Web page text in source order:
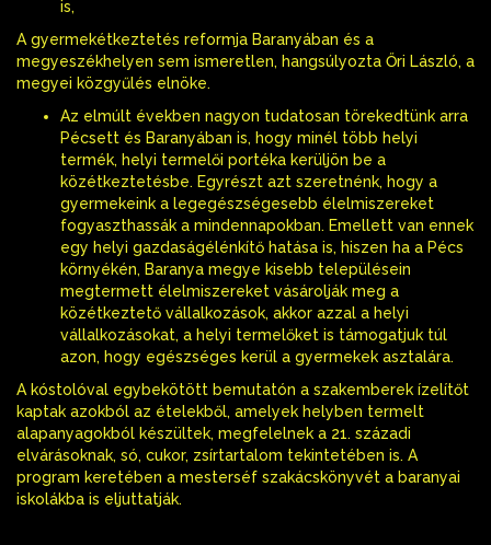
is,
A gyermekétkeztetés reformja Baranyában és a
megyeszékhelyen sem ismeretlen, hangsúlyozta Őri László, a
megyei közgyűlés elnöke.
Az elmúlt években nagyon tudatosan törekedtünk arra
Pécsett és Baranyában is, hogy minél több helyi
termék, helyi termelői portéka kerüljön be a
közétkeztetésbe. Egyrészt azt szeretnénk, hogy a
gyermekeink a legegészségesebb élelmiszereket
fogyaszthassák a mindennapokban. Emellett van ennek
egy helyi gazdaságélénkítő hatása is, hiszen ha a Pécs
környékén, Baranya megye kisebb településein
megtermett élelmiszereket vásárolják meg a
közétkeztető vállalkozások, akkor azzal a helyi
vállalkozásokat, a helyi termelőket is támogatjuk túl
azon, hogy egészséges kerül a gyermekek asztalára.
A kóstolóval egybekötött bemutatón a szakemberek ízelítőt
kaptak azokból az ételekből, amelyek helyben termelt
alapanyagokból készültek, megfelelnek a 21. századi
elvárásoknak, só, cukor, zsírtartalom tekintetében is. A
program keretében a mesterséf szakácskönyvét a baranyai
iskolákba is eljuttatják.